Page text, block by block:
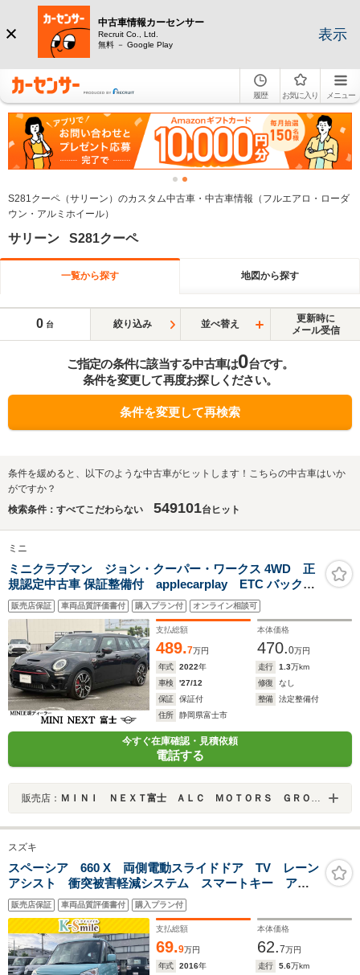
中古車情報カーセンサー
Recruit Co., Ltd.
無料 － Google Play
表示
履歴 お気に入り メニュー
S281クーペ（サリーン）のカスタム中古車・中古車情報（フルエアロ・ローダ
ウン・アルミホイール）
サリーン S281クーペ
一覧から探す 地図から探す
0 台 絞り込み 並べ替え
更新時に
メール受信
ご指定の条件に該当する中古車は0台です。
条件を変更して再度お探しください。
条件を変更して再検索
条件を緩めると、以下のような中古車がヒットします！こちらの中古車はいか
がですか？
検索条件：すべてこだわらない
549101台ヒット
ミニ
ミニクラブマン ジョン・クーパー・ワークス 4WD 正
規認定中古車 保証整備付 applecarplay ETC バックカ
メラ 衝突軽減ブレーキ アイドリングストップ 障害物ソナ
ー アクティブクルコン LEDライト 純正ホイール
販売店保証 車両品質評価書付 購入プラン付 オンライン相談可
支払総額
489.7万円
本体価格
470.0万円
年式
2022年 走行 1.3万km
車検
'27/12 修復
なし
保証
保証付 整備
法定整備付
住所
静岡県富士市
今すぐ在庫確認・見積依頼
電話する
販売店： ＭＩＮＩ ＮＥＸＴ富士 ＡＬＣ ＭＯＴＯＲＳ ＧＲＯＵＰ
スズキ
スペーシア 660 X 両側電動スライドドア TV レーン
アシスト 衝突被害軽減システム スマートキー アイ
ドリングストップ 電動格納ミラー シートヒーター
ベンチシート CVT 盗難防止システム ABS ESC
販売店保証 車両品質評価書付 購入プラン付
支払総額
69.9万円
本体価格
62.7万円
年式
2016年 走行 5.6万km